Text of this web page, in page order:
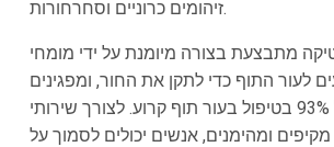
זיהומים כרוניים וסחרחורות.
מתבצעת בצורה מיומנת על ידי מומחי
לעור התוף כדי לתקן את החור, ומפגינים
שיעור הצלחה של 93% בטיפול בעור תוף קרוע. לצורך שירותי
ומהימנים, אנשים יכולים לסמוך על